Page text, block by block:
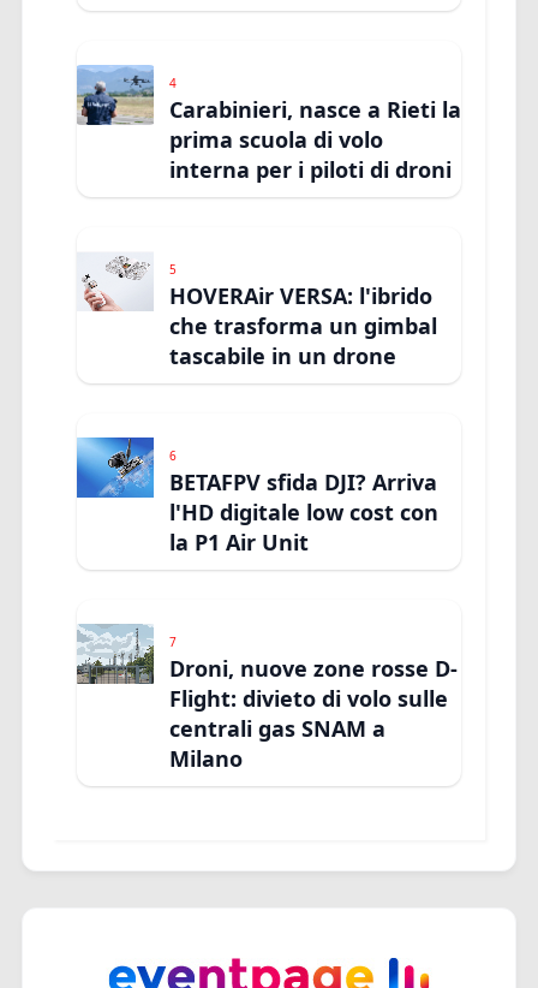
4
Carabinieri, nasce a Rieti la
prima scuola di volo
interna per i piloti di droni
5
HOVERAir VERSA: l'ibrido
che trasforma un gimbal
tascabile in un drone
6
BETAFPV sfida DJI? Arriva
l'HD digitale low cost con
la P1 Air Unit
7
Droni, nuove zone rosse D-
Flight: divieto di volo sulle
centrali gas SNAM a
Milano